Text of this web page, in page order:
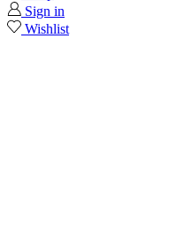
Sign in
Wishlist